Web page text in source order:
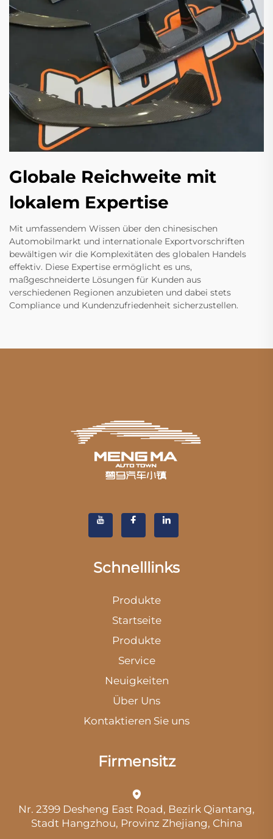
Globale Reichweite mit
lokalem Expertise
Mit umfassendem Wissen über den chinesischen
Automobilmarkt und internationale Exportvorschriften
bewältigen wir die Komplexitäten des globalen Handels
effektiv. Diese Expertise ermöglicht es uns,
maßgeschneiderte Lösungen für Kunden aus
verschiedenen Regionen anzubieten und dabei stets
Compliance und Kundenzufriedenheit sicherzustellen.
Schnelllinks
Produkte
Startseite
Produkte
Service
Neuigkeiten
Über Uns
Kontaktieren Sie uns
Firmensitz
Nr. 2399 Desheng East Road, Bezirk Qiantang,
Stadt Hangzhou, Provinz Zhejiang, China